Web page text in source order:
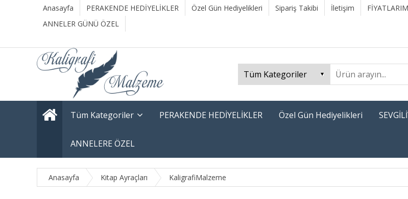
Anasayfa PERAKENDE HEDİYELİKLER Özel Gün Hediyelikleri Sipariş Takibi İletişim
ANNELER GÜNÜ ÖZEL
Tüm Kategoriler PERAKENDE HEDİYELİKLER Özel Gün Hediyelikleri
ANNELERE ÖZEL
Anasayfa Kitap Ayraçları KaligrafiMalzeme